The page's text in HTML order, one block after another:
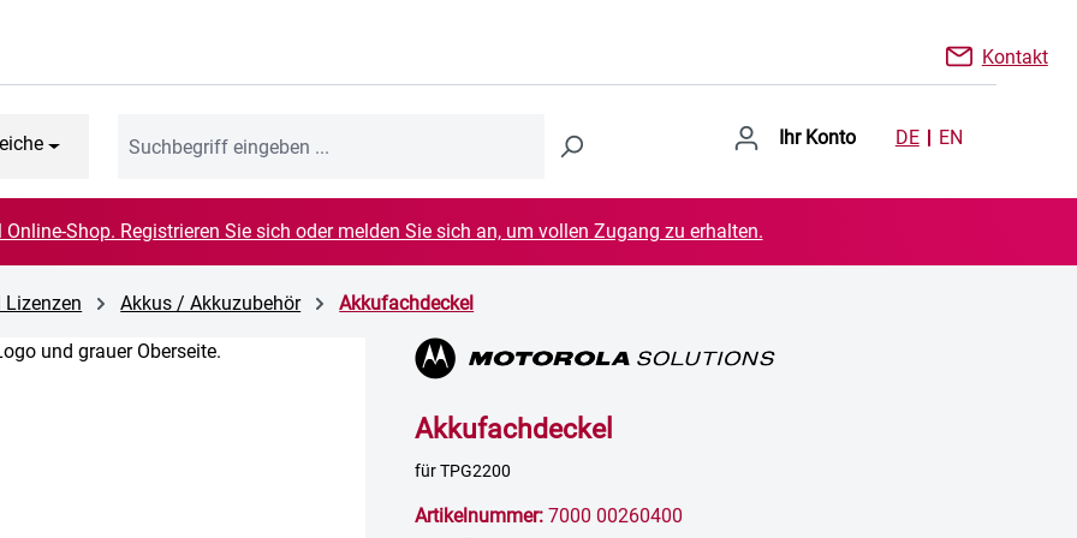
Kontakt
Ihr Konto DE EN
Shop. Registrieren Sie sich oder melden Sie sich an, um vollen Zugang zu erhalten.
Lizenzen Akkus / Akkuzubehör Akkufachdeckel
Akkufachdeckel
für TPG2200
Artikelnummer: 7000 00260400